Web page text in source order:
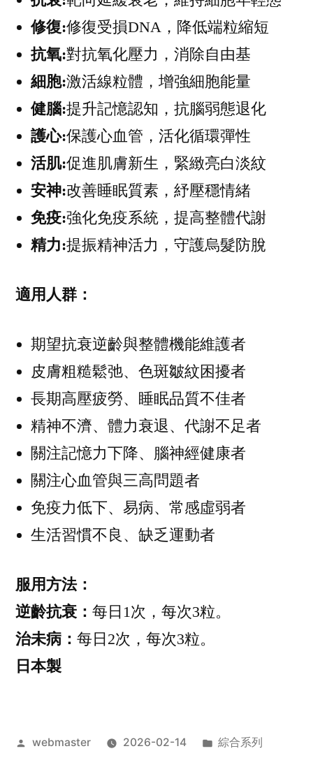
修復:修復受損DNA，降低端粒縮短
抗氧:對抗氧化壓力，消除自由基
細胞:激活線粒體，增強細胞能量
健腦:提升記憶認知，抗腦弱態退化
護心:保護心血管，活化循環彈性
活肌:促進肌膚新生，緊緻亮白淡紋
安神:改善睡眠質素，紓壓穩情緒
免疫:強化免疫系統，提高整體代謝
精力:提振精神活力，守護烏髮防脫
適用人群：
期望抗衰逆齡與整體機能維護者
皮膚粗糙鬆弛、色斑皺紋困擾者
長期高壓疲勞、睡眠品質不佳者
精神不濟、體力衰退、代謝不足者
關注記憶力下降、腦神經健康者
關注心血管與三高問題者
免疫力低下、易病、常感虛弱者
生活習慣不良、缺乏運動者
服用方法：
逆齡抗衰： 每日1次，每次3粒。
治未病： 每日2次，每次3粒。
日本製
作
webmaster 2026-02-14
分
綜合系列